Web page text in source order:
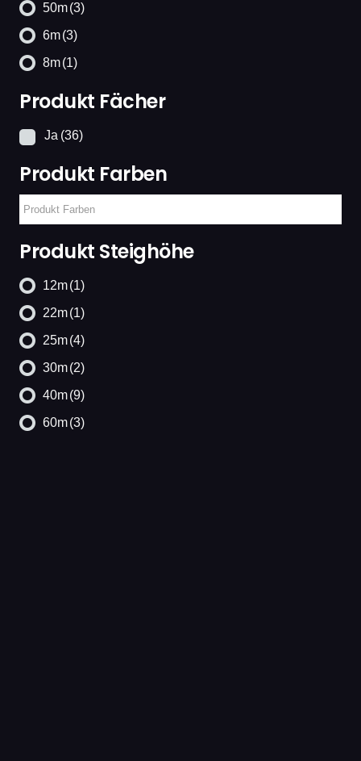
50m(3)
6m(3)
8m(1)
Produkt Fächer
Ja (36)
Produkt Farben
Produkt Steighöhe
12m(1)
22m(1)
25m(4)
30m(2)
40m(9)
60m(3)